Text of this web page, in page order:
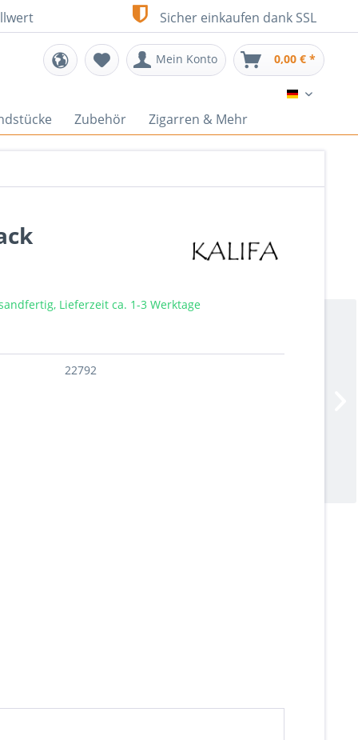
Mein Konto 0,00 € *
Sicher einkaufen dank SSL
DE
Zubehör Zigarren & Mehr
Lieferzeit ca. 1-3 Werktage
22792